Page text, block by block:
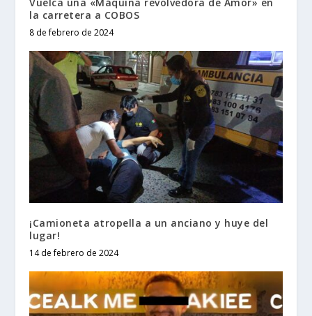
la carretera a COBOS
8 de febrero de 2024
¡Camioneta atropella a un anciano y huye del
lugar!
14 de febrero de 2024